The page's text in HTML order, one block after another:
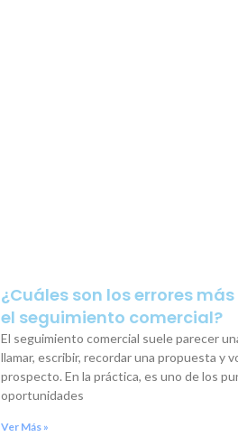
¿Cuáles son los errores
el seguimiento comercial?
El seguimiento comercial suele parecer
llamar, escribir, recordar una propuesta y
prospecto. En la práctica, es uno de los
oportunidades
Ver Más »